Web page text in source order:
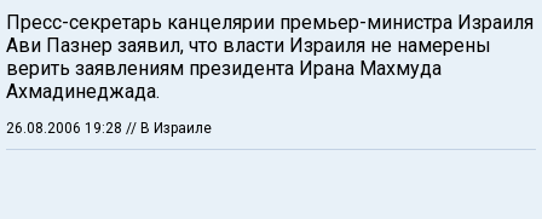
Пресс-секретарь канцелярии премьер-министра Израиля
Ави Пазнер заявил, что власти Израиля не намерены
верить заявлениям президента Ирана Махмуда
Ахмадинеджада.
26.08.2006 19:28 // В Израиле